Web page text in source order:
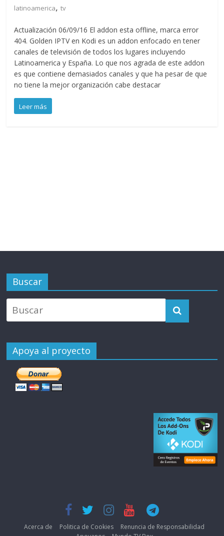
latinoamerica,tv
Actualización 06/09/16 El addon esta offline, marca error
404. Golden IPTV en Kodi es un addon enfocado en tener
canales de televisión de todos los lugares incluyendo
Latinoamerica y España. Lo que nos agrada de este addon
es que contiene demasiados canales y que ha pesar de que
no tiene la mejor organización cabe destacar
Leer más
Buscar
Apoya al proyecto
Acerca de Politica de Cookies
Renuncia de Responsabilidad